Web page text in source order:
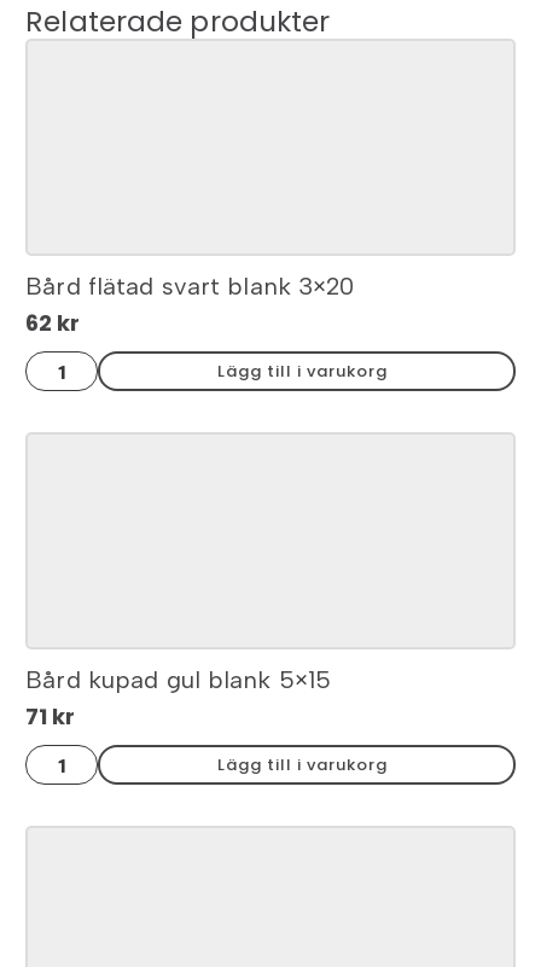
Relaterade produkter
Bård flätad svart blank 3×20
62 kr
Bård
flätad
svart
3x20
Lägg till i varukorg
Bård kupad gul blank 5×15
71 kr
Bård
kupad
gul
5x15
Lägg till i varukorg